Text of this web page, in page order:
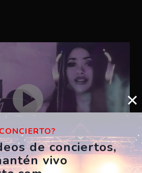
de conciertos,
vivo